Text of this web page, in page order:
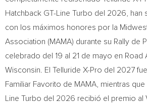
Hatchback GT-Line Turbo del 2026, han
con los máximos honores por la
Association (MAMA) durante su Rally de
celebrado del 19 al 21 de mayo en Road
Wisconsin . El Telluride X-Pro del 2027
Familiar Favorito de MAMA, mientras que
Line Turbo del 2026 recibió el premio al